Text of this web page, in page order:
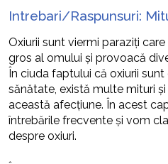
Intrebari/Raspunsuri:
Oxiurii sunt viermi paraziți
gros al omului și provoacă
În ciuda faptului că oxiurii
sănătate, există multe mituri
această afecțiune. În acest
întrebările frecvente și vom
despre oxiuri.